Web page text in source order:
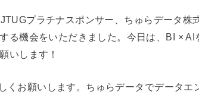
プラチナスポンサー、ちゅらデータ株
る機会をいただきました。今日は、BI × AI
いします！
くお願いします。ちゅらデータでデータエ